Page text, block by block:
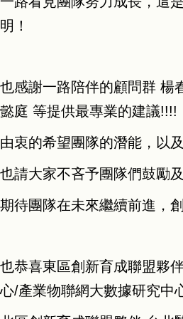
明！
也感謝一路陪伴的顧問群 楊
懿庭 等提供最專業的建議!!!!
由衷的希望團隊的潛能，以
也請大家不吝予團隊們鼓勵
期待團隊在未來繼續前進，
也恭喜東區創新育成聯盟夥
心/產業物聯網大數據研究中